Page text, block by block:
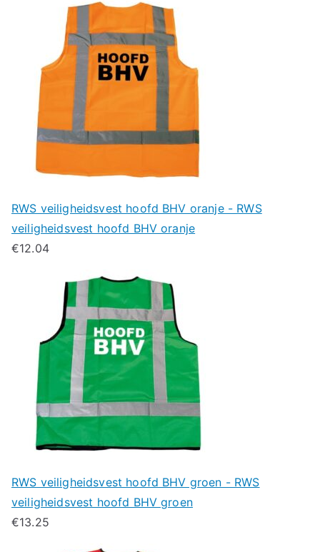
RWS veiligheidsvest hoofd BHV oranje - RWS
veiligheidsvest hoofd BHV oranje
€12.04
RWS veiligheidsvest hoofd BHV groen - RWS
veiligheidsvest hoofd BHV groen
€13.25